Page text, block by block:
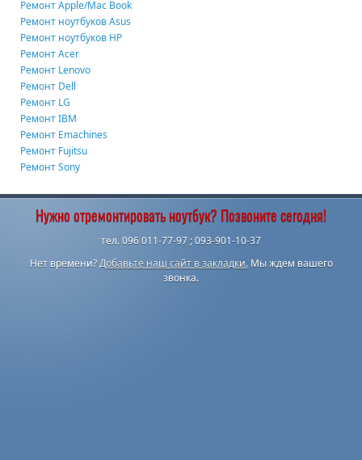
Ремонт Apple/Mac Book
Ремонт ноутбуков Asus
Ремонт ноутбуков HP
Ремонт Acer
Ремонт Lenovo
Ремонт Dell
Ремонт LG
Ремонт IBM
Ремонт Emachines
Ремонт Fujitsu
Ремонт Sony
Нужно отремонтировать ноутбук? Позвоните сегодня!
тел. 096 011-77-97 ; 093-901-10-37
Нет времени?Добавьте наш сайт в закладки.Мы ждем вашего
звонка.